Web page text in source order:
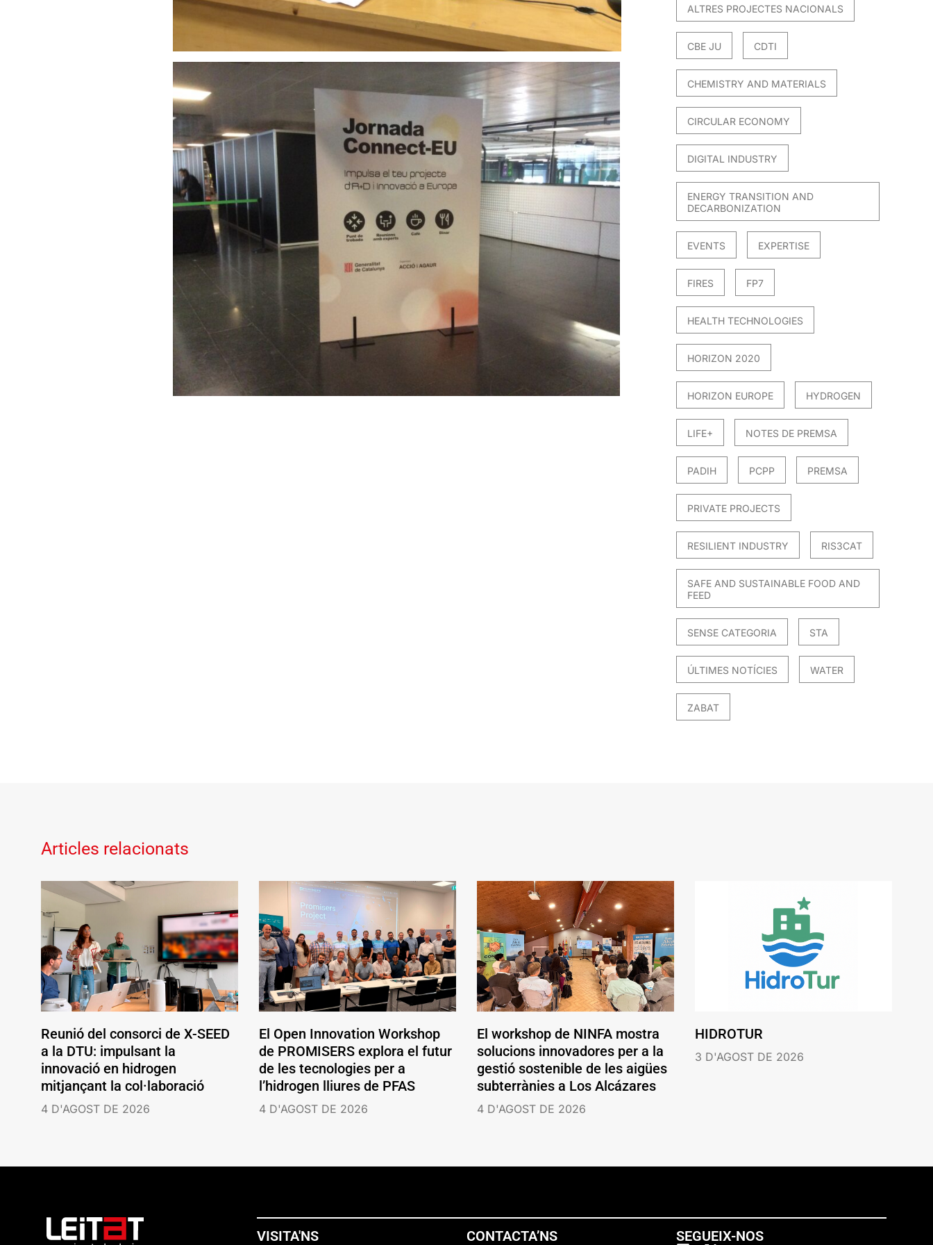
ALTRES PROJECTES NACIONALS
CBE JU CDTI
CHEMISTRY AND MATERIALS
CIRCULAR ECONOMY
DIGITAL INDUSTRY
ENERGY TRANSITION AND
DECARBONIZATION
EVENTS EXPERTISE
FIRES FP7
HEALTH TECHNOLOGIES
HORIZON 2020
HORIZON EUROPE HYDROGEN
LIFE+ NOTES DE PREMSA
PADIH PCPP PREMSA
PRIVATE PROJECTS
RESILIENT INDUSTRY RIS3CAT
SAFE AND SUSTAINABLE FOOD AND
FEED
SENSE CATEGORIA STA
ÚLTIMES NOTÍCIES WATER
ZABAT
Articles relacionats
Reunió del consorci de X-SEED
a la DTU: impulsant la
innovació en hidrogen
mitjançant la col·laboració
4 D'AGOST DE 2026
El Open Innovation Workshop
de PROMISERS explora el futur
de les tecnologies per a
l’hidrogen lliures de PFAS
4 D'AGOST DE 2026
El workshop de NINFA mostra
solucions innovadores per a la
gestió sostenible de les aigües
subterrànies a Los Alcázares
4 D'AGOST DE 2026
HIDROTUR
3 D'AGOST DE 2026
VISITA'NS CONTACTA’NS SEGUEIX-NOS